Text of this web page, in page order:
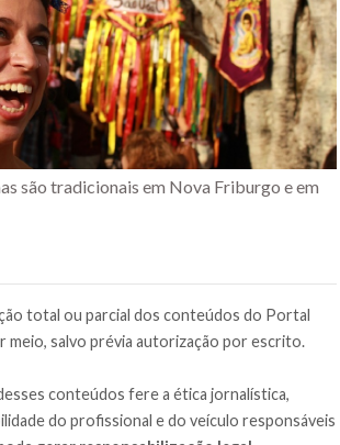
são tradicionais em Nova Friburgo e em
total ou parcial dos conteúdos do Portal
meio, salvo prévia autorização por escrito.
conteúdos fere a ética jornalística,
do profissional e do veículo responsáveis